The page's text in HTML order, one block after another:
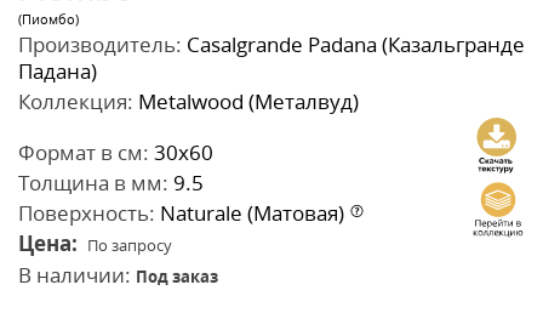
(Пиомбо)
Производитель: Casalgrande Padana (Казальгранде
Падана)
Коллекция: Metalwood (Металвуд)
Формат в см: 30x60
Толщина в мм: 9.5
Поверхность: Naturale (Матовая)
Цена: По запросу
В наличии: Под заказ